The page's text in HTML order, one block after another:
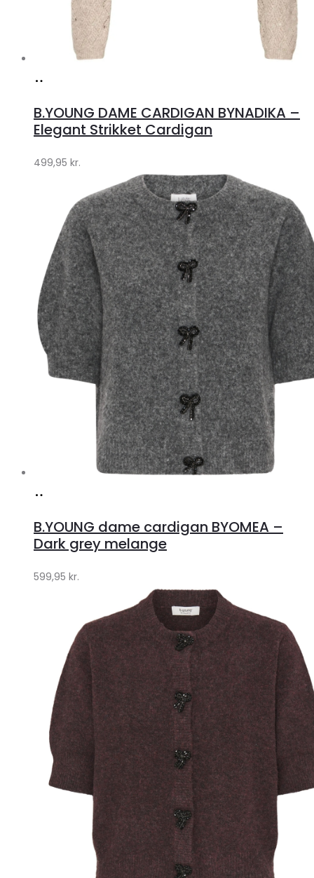
Klædeskabet.dk
B.YOUNG DAME CARDIGAN BYNADIKA –
Elegant Strikket Cardigan
499,95 kr.
Klædeskabet.dk
B.YOUNG dame cardigan BYOMEA –
Dark grey melange
599,95 kr.